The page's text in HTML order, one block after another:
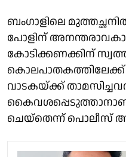
ബംഗാളിലെ
പോളിന്
കോടിക്കണക്കിന്
കൊലപാതകത്തിലേക്ക്
വാടകയ്ക്ക്
ചെയ്തെന്ന് പൊലീസ്